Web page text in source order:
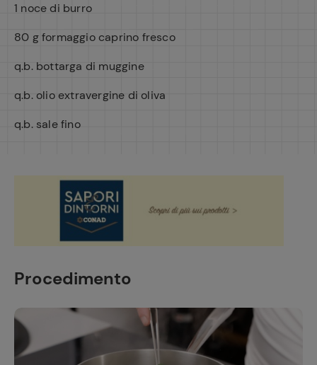
1 noce di burro
80 g formaggio caprino fresco
q.b. bottarga di muggine
q.b. olio extravergine di oliva
q.b. sale fino
Procedimento